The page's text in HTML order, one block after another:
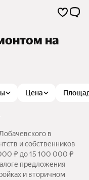
на
Цена
в
и собственников
₽ до 15 100 000 ₽
предложения
и вторичном